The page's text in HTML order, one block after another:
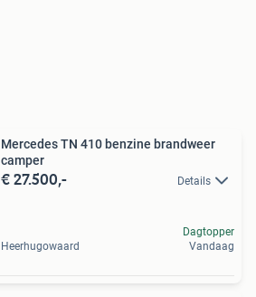
Mercedes TN 410 benzine brandweer
camper
€ 27.500,- Details
Heerhugowaard
Dagtopper
Vandaag